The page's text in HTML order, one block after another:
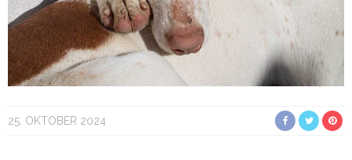
25. OKTOBER 2024